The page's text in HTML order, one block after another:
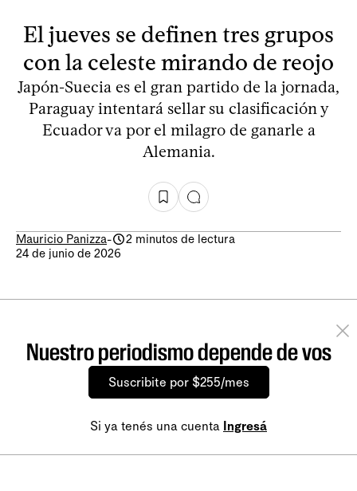
El jueves se definen tres grupos
con la celeste mirando de reojo
Japón-Suecia es el gran partido de la jornada,
Paraguay intentará sellar su clasificación y
Ecuador va por el milagro de ganarle a
Alemania.
Mauricio Panizza-
2 minutos de lectura
24 de junio de 2026
Nuestro periodismo depende de vos
Suscribite por $255/mes
Si ya tenés una cuenta Ingresá